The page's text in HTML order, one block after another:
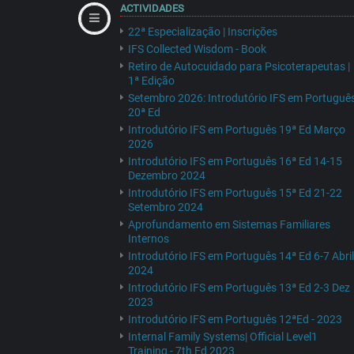
ACTIVIDADES
22ª Especialização | Inscrições
IFS Collected Wisdom - Book
Retiro de Autocuidado para Psicoterapeutas |
1ª Edição
Setembro 2026: Introdutório IFS em
20ª Ed
Introdutório IFS em Português 19ª Ed Março
2026
Introdutório IFS em Português 16ª Ed 14-15
Dezembro 2024
Introdutório IFS em Português 15ª Ed 21-22
Setembro 2024
Aprofundamento em Sistemas Familiares
Internos
Introdutório IFS em Português 14ª Ed 6-7 Abril
2024
Introdutório IFS em Português 13ª Ed 2-3 Dez
2023
Introdutório IFS em Português 12ªEd - 2023
Internal Family Systems| Official Level1
Training - 7th Ed 2023